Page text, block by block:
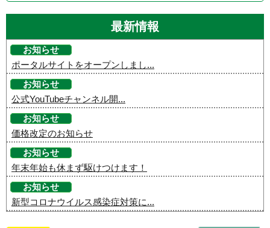
最新情報
お知らせ
ポータルサイトをオープンしまし...
お知らせ
公式YouTubeチャンネル開...
お知らせ
価格改定のお知らせ
お知らせ
年末年始も休まず駆けつけます！
お知らせ
新型コロナウイルス感染症対策に...